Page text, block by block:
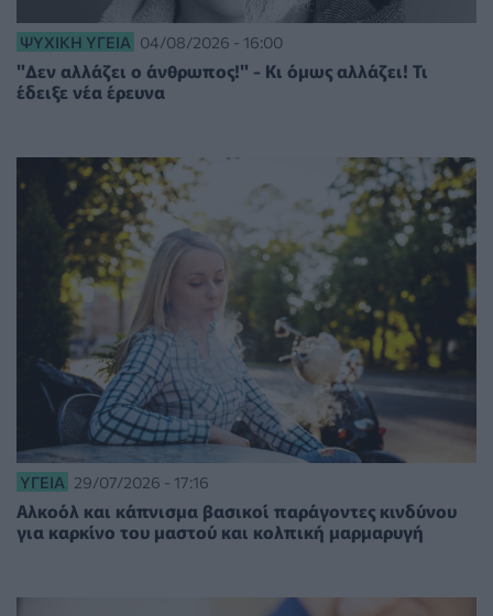
ΨΥΧΙΚΉ ΥΓΕΊΑ 04/08/2026 - 16:00
"Δεν αλλάζει ο άνθρωπος!" - Κι όμως αλλάζει! Τι
έδειξε νέα έρευνα
ΥΓΕΊΑ 29/07/2026 - 17:16
Αλκοόλ και κάπνισμα βασικοί παράγοντες κινδύνου
για καρκίνο του μαστού και κολπική μαρμαρυγή